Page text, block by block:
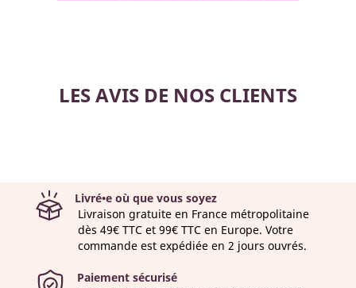
LES AVIS DE NOS CLIENTS
Livré•e où que vous soyez
Livraison gratuite en France métropolitaine
dès 49€ TTC et 99€ TTC en Europe. Votre
commande est expédiée en 2 jours ouvrés.
Paiement sécurisé